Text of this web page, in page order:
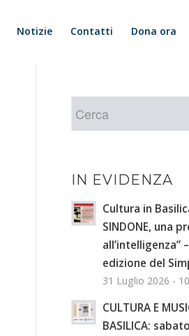
Notizie Contatti Dona ora
IN EVIDENZA
Cultura in
SINDONE, una
all’intelligenza”
edizione del
31 Luglio 2026 -
CULTURA E
BASILICA: